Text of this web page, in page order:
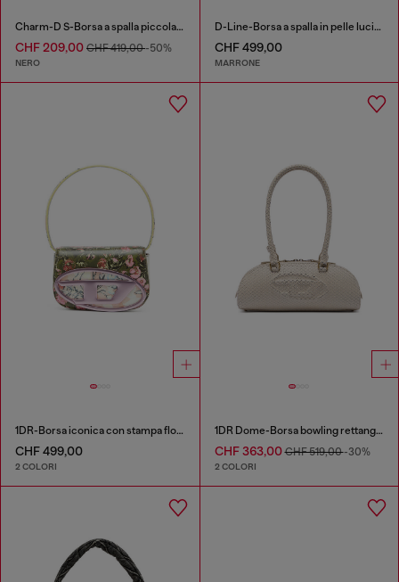
Charm-D S-Borsa a spalla piccola in nylon trapuntato
CHF 209,00 CHF 419,00-50%
NERO
D-Line-Borsa a spalla in pelle lucida
CHF 499,00
MARRONE
1DR-Borsa iconica con stampa floreale
CHF 499,00
2 COLORI
1DR Dome-Borsa bowling rettangolare in pelle effetto snake
CHF 363,00CHF 519,00-30%
2 COLORI